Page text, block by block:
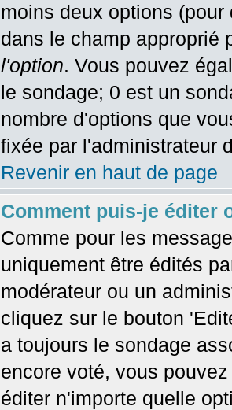
moins deux options
dans le champ
l'option. Vous pouvez
le sondage; 0 est un
nombre d'options que
fixée par l'administrateur
Revenir en haut de page
Comment puis-je éditer
Comme pour les
uniquement être édités
modérateur ou un
cliquez sur le bouton
a toujours le sondage
encore voté, vous
éditer n'importe quelle